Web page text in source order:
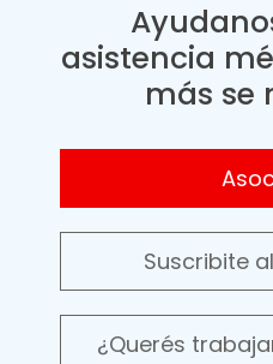
asistencia
más se
Suscribite
¿Querés